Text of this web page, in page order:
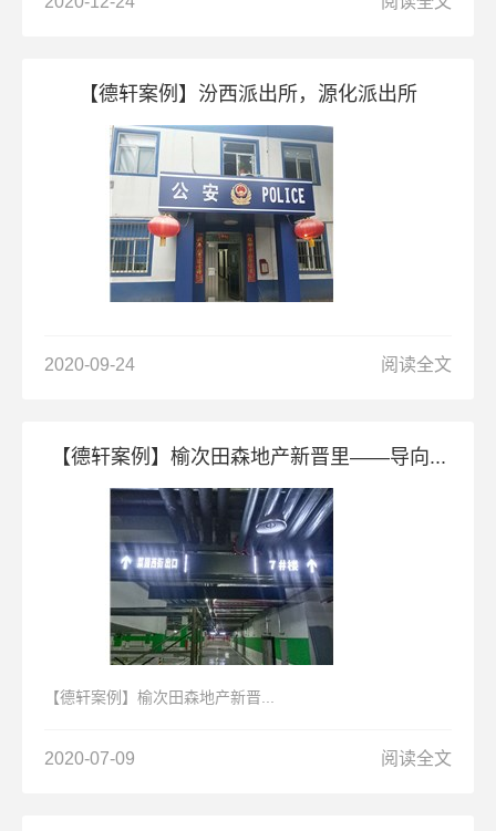
【德轩案例】汾西派出所，源化派出所
2020-09-24 阅读全文
【德轩案例】榆次田森地产新晋里——导向...
【德轩案例】榆次田森地产新晋...
2020-07-09 阅读全文